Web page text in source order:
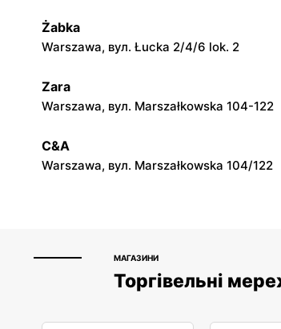
moje sklepy
Górki, вул. Górki 71
moje sklepy
Hyżne, вул. Hyżne 100
Żabka
Warszawa, вул. Łucka 2/4/6 lok. 2
Zara
Warszawa, вул. Marszałkowska 104-122
C&A
Warszawa, вул. Marszałkowska 104/122
МАГАЗИНИ
Торгівельні